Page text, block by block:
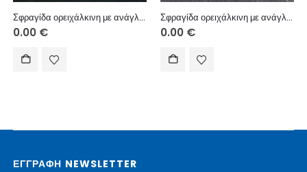
Σφραγίδα ορειχάλκινη με ανάγλυφη χάραξη για αποτύπωμα/πυρογραφία με θέρμανση.
0.00 €
Σφραγίδα ορειχάλκινη με ανάγλυφη χάραξη για αποτύπωμα/πυρογραφία με θέρμανση.
0.00 €
ΕΓΓΡΑΦΗ NEWSLETTER